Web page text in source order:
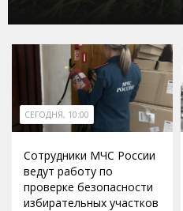
СЕГОДНЯ, 10:00
Сотрудники МЧС России
ведут работу по
проверке безопасности
избирательных участков